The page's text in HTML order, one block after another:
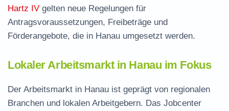
Hartz IV gelten neue Regelungen für
Antragsvoraussetzungen, Freibeträge und
Förderangebote, die in Hanau umgesetzt werden.
Lokaler Arbeitsmarkt in Hanau im Fokus
Der Arbeitsmarkt in Hanau ist geprägt von regionalen
Branchen und lokalen Arbeitgebern. Das Jobcenter